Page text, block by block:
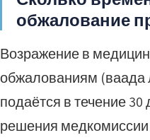
обжалование
Возражение в
обжалованиям (ваада
подаётся в течение
решения медкомиссии